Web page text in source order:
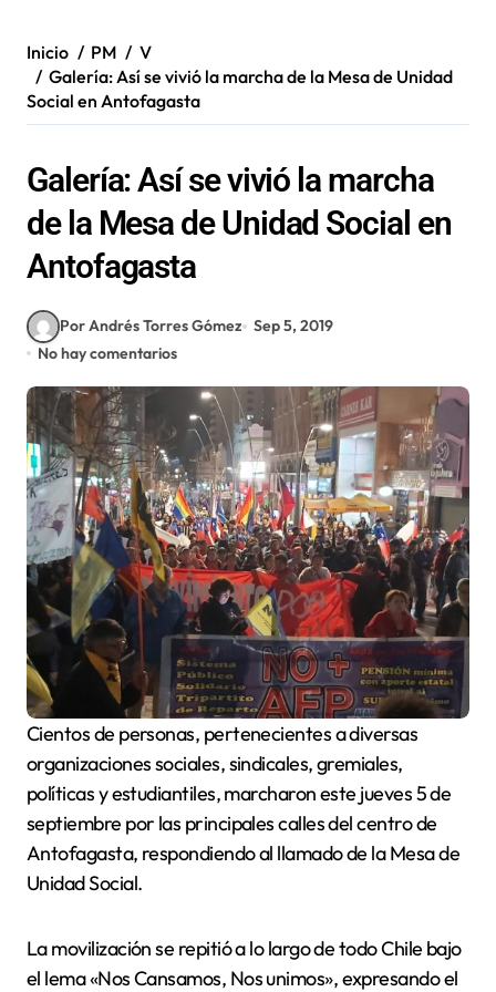
Inicio PM
V
Galería: Así se vivió la marcha de la Mesa de Unidad
Social en Antofagasta
Galería: Así se vivió la marcha
de la Mesa de Unidad Social en
Antofagasta
Por Andrés Torres Gómez
Sep 5, 2019
No hay comentarios
Cientos de personas, pertenecientes a diversas
organizaciones sociales, sindicales, gremiales,
políticas y estudiantiles, marcharon este jueves 5 de
septiembre por las principales calles del centro de
Antofagasta, respondiendo al llamado de la Mesa de
Unidad Social.
La movilización se repitió a lo largo de todo Chile bajo
el lema «Nos Cansamos, Nos unimos», expresando el